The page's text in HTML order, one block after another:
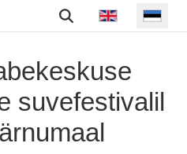
Vali keel
suvefestivalil